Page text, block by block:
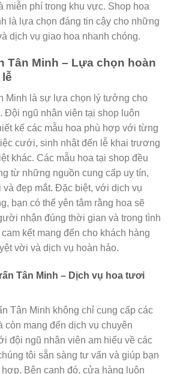
miễn phí trong khu vực. Shop hoa
là lựa chọn đáng tin cậy cho những
dịch vụ giao hoa nhanh chóng.
Tân Minh – Lựa chọn hoàn
Minh là sự lựa chọn lý tưởng cho
Đội ngũ nhân viên tại shop luôn
kế các mẫu hoa phù hợp với từng
cưới, sinh nhật đến lễ khai trương
khác. Các mẫu hoa tại shop đều
từ những nguồn cung cấp uy tín,
đẹp mắt. Đặc biệt, với dịch vụ
bạn có thể yên tâm rằng hoa sẽ
nhận đúng thời gian và trong tình
kết mang đến cho khách hàng
vời và dịch vụ hoàn hảo.
Tân Minh – Dịch vụ hoa tươi
Tân Minh không chỉ cung cấp các
còn mang đến dịch vụ chuyên
đội ngũ nhân viên am hiểu về các
tôi sẵn sàng tư vấn và giúp bạn
Bên cạnh đó, cửa hàng luôn